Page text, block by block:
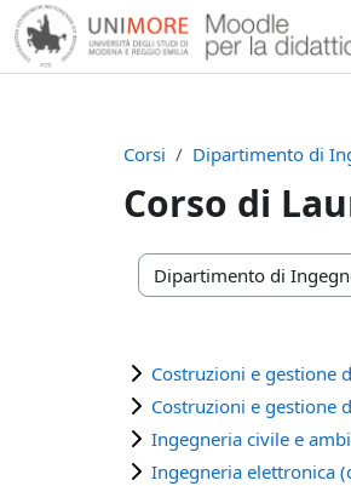
Vai al contenuto principale
Corsi Dipartimento di
Corso di
Categorie di corso
Costruzioni e gestione
Costruzioni e gestione
Ingegneria civile e
Ingegneria elettronica